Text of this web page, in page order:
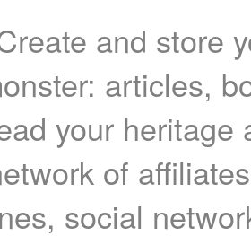
and store
articles,
your heritage
of
social